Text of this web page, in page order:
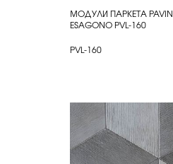
КУПИТЬ
МОДУЛИ ПАРКЕТА
ESAGONO PVL-160
PVL-160